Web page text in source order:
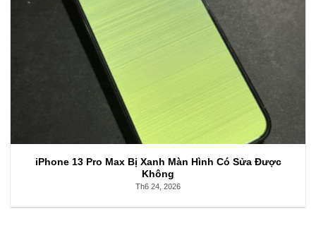
iPhone 13 Pro Max Bị Xanh Màn Hình Có Sửa Được
Không
Th6 24, 2026